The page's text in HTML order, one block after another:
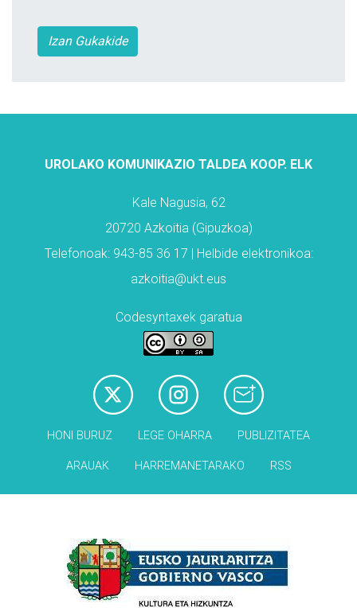
Izan Gukakide
UROLAKO KOMUNIKAZIO TALDEA KOOP. ELK
Kale Nagusia, 62
20720 Azkoitia (Gipuzkoa)
Telefonoak: 943-85 36 17 | Helbide elektronikoa:
azkoitia@ukt.eus
Codesyntaxek garatua
HONI BURUZ LEGE OHARRA PUBLIZITATEA
ARAUAK HARREMANETARAKO RSS